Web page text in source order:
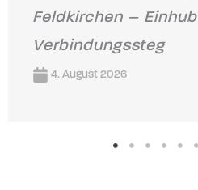
Feldkirchen – Einhub
Verbindungssteg
4. August 2026